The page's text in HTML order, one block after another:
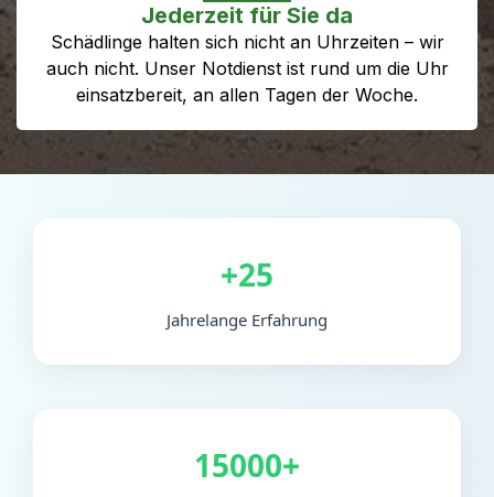
Jederzeit für Sie da
Schädlinge halten sich nicht an Uhrzeiten – wir
auch nicht. Unser Notdienst ist rund um die Uhr
einsatzbereit, an allen Tagen der Woche.
+25
Jahrelange Erfahrung
15000+